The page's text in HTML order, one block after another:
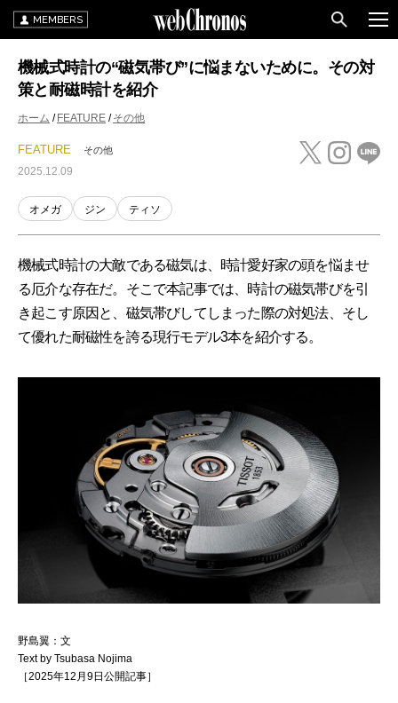
MEMBERS
機械式時計の“磁気帯び”に悩まないために。その対
策と耐磁時計を紹介
ホーム FEATURE その他
FEATURE その他
2025.12.09
オメガ ジン ティソ
機械式時計の大敵である磁気は、時計愛好家の頭を悩ませ
る厄介な存在だ。そこで本記事では、時計の磁気帯びを引
き起こす原因と、磁気帯びしてしまった際の対処法、そし
て優れた耐磁性を誇る現行モデル3本を紹介する。
野島翼：文
Text by Tsubasa Nojima
［2025年12月9日公開記事］